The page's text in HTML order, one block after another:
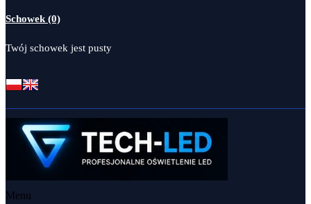
Schowek (0)
Twój schowek jest pusty
Menu